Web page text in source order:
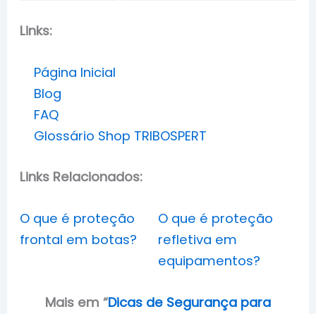
Links:
Página Inicial
Blog
FAQ
Glossário Shop TRIBOSPERT
Links Relacionados:
O que é proteção
frontal em botas?
O que é proteção
refletiva em
equipamentos?
Mais em “Dicas de Segurança para